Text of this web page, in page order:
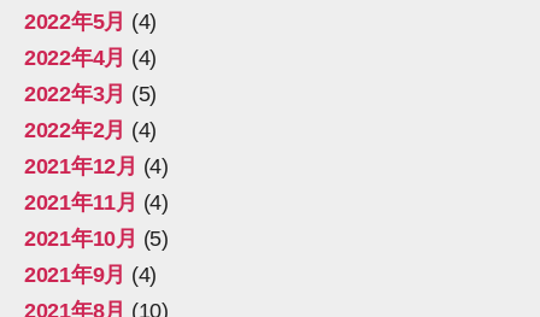
2022年5月 (4)
2022年4月 (4)
2022年3月 (5)
2022年2月 (4)
2021年12月 (4)
2021年11月 (4)
2021年10月 (5)
2021年9月 (4)
2021年8月 (10)